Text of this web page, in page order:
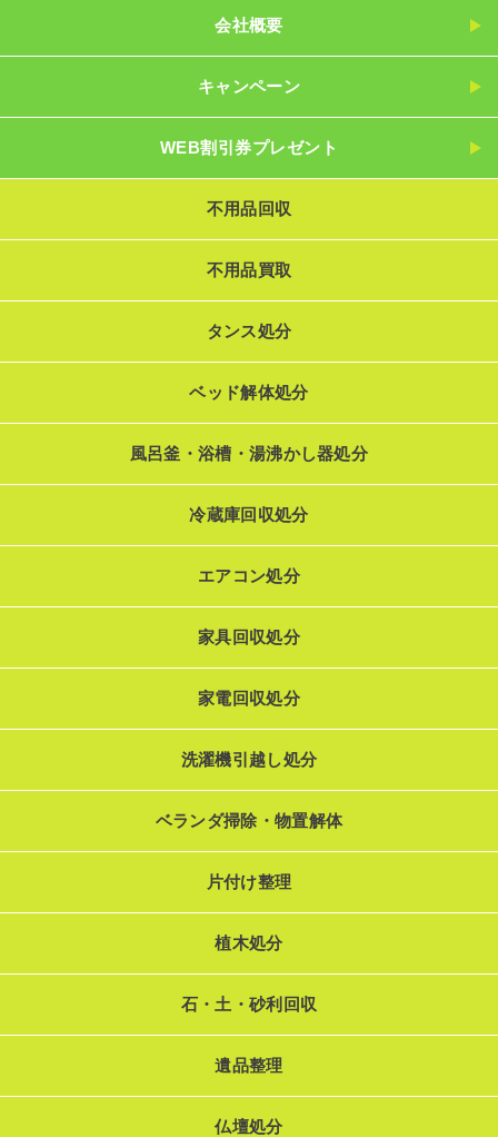
会社概要
キャンペーン
WEB割引券プレゼント
不用品回収
不用品買取
タンス処分
ベッド解体処分
風呂釜・浴槽・湯沸かし器処分
冷蔵庫回収処分
エアコン処分
家具回収処分
家電回収処分
洗濯機引越し処分
ベランダ掃除・物置解体
片付け整理
植木処分
石・土・砂利回収
遺品整理
仏壇処分